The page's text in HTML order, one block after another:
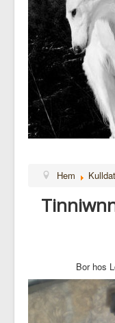
Hem
Bor hos